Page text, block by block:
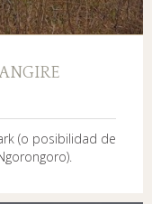
(o posibilidad de